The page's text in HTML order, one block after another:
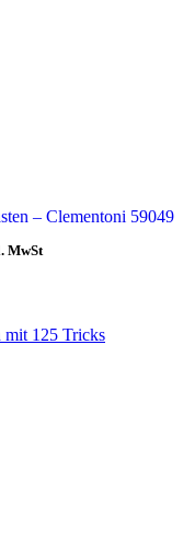
– Clementoni 59049
MwSt